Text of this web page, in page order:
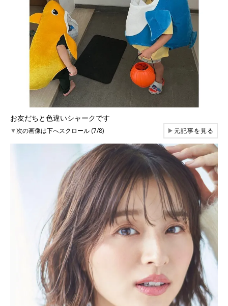
お友だちと色違いシャークです
▼次の画像は下へスクロール (7/8) ▶元記事を見る